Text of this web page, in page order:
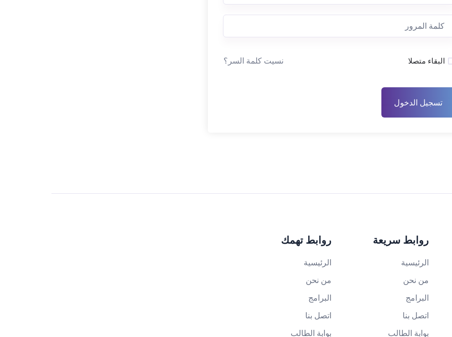
البقاء متصلا نسيت كلمة السر؟
تسجيل الدخول
روابط سريعة
الرئيسية
من نحن
البرامج
اتصل بنا
بوابة الطالب
روابط تهمك
الرئيسية
من نحن
البرامج
اتصل بنا
بوابة الطالب